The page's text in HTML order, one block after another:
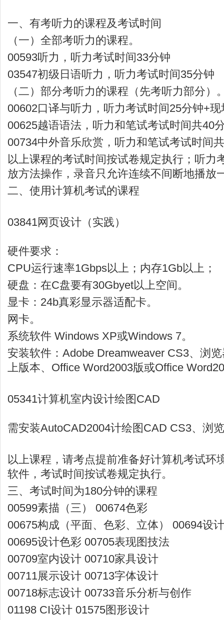
一、有考听力的课程及考试时间
（一）全部考听力的课程。
00593听力，听力考试时间33分钟
03547初级日语听力，听力考试时间35分钟
（二）部分考听力的课程（先考听力部分）
00602口译与听力，听力考试时间25分钟+现
00625越语语法，听力和笔试考试时间共40
00734中外音乐欣赏，听力和笔试考试时间
以上课程的考试时间按试卷规定执行；听力
放方法操作，录音只允许连续不间断地播放
二、使用计算机考试的课程
03841网页设计（实践）
硬件要求：
CPU运行速率1Gbps以上；内存1Gb以上；
硬盘：在C盘要有30Gbyet以上空间。
显卡：24b真彩显示器适配卡。
网卡。
系统软件 Windows XP或Windows 7。
安装软件：Adobe Dreamweaver CS3、浏
上版本、Office Word2003版或Office
05341计算机室内设计绘图CAD
需安装AutoCAD2004计绘图CAD CS3、浏
以上课程，请考点提前准备好计算机考试环
软件，考试时间按试卷规定执行。
三、考试时间为180分钟的课程
00599素描（三） 00674色彩
00675构成（平面、色彩、立体） 00694设
00695设计色彩 00705表现图技法
00709室内设计 00710家具设计
00711展示设计 00713字体设计
00718标志设计 00733音乐分析与创作
01198 CI设计 01575图形设计